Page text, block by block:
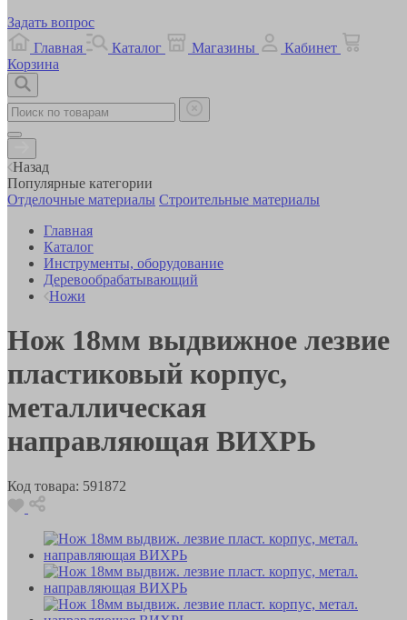
Задать вопрос
Главная
Каталог Магазины
Кабинет
Корзина
Назад
Популярные категории
Отделочные материалы Строительные материалы
Главная
Каталог
Инструменты, оборудование
Деревообрабатывающий
Ножи
Нож 18мм выдвижное лезвие
пластиковый корпус,
металлическая
направляющая ВИХРЬ
Код товара: 591872